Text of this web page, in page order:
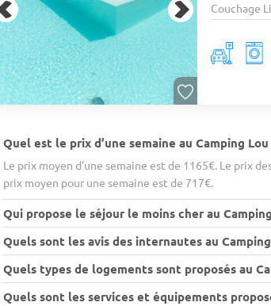
Couchage
Quel est le prix d’une semaine au Camping
Le prix moyen d’une semaine est de 1165€. Le prix
prix moyen pour une semaine est de 717€.
Qui propose le séjour le moins cher au
Quels sont les avis des internautes au
Quels types de logements sont proposés au
Quels sont les services et équipements